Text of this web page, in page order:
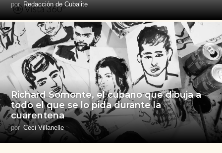
por Redacción de Cubalite
Richard Somonte, el cubano que dibuja a
todo el que se lo pida durante la
cuarentena
por Ceci Villanelle